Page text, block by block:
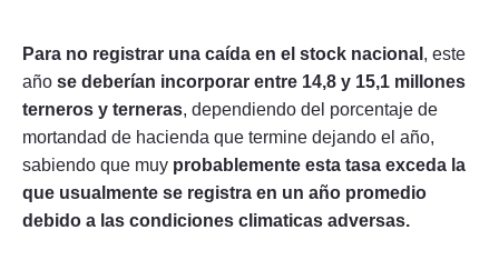
Para no registrar una caída en el stock nacional , este
año se deberían incorporar entre 14,8 y 15,1 millones
terneros y terneras, dependiendo del porcentaje de
mortandad de hacienda que termine dejando el año,
sabiendo que muy probablemente esta tasa exceda la
que usualmente se registra en un año promedio
debido a las condiciones climaticas adversas.